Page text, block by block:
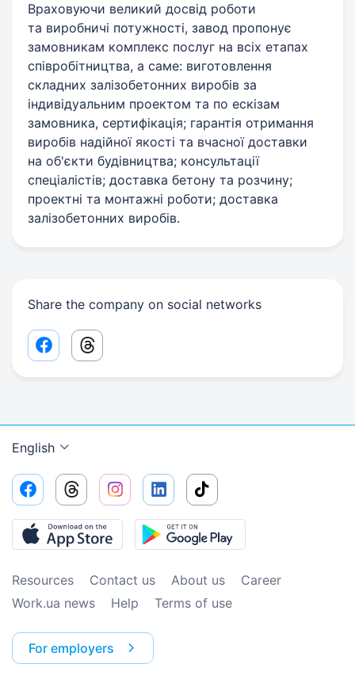
Враховуючи великий досвід роботи
та виробничі потужності, завод пропонує
замовникам комплекс послуг на всіх етапах
співробітництва, а саме: виготовлення
складних залізобетонних виробів за
індивідуальним проектом та по ескізам
замовника, сертифікація; гарантія отримання
виробів надійної якості та вчасної доставки
на об'єкти будівництва; консультації
спеціалістів; доставка бетону та розчину;
проектні та монтажні роботи; доставка
залізобетонних виробів.
Share the company on social networks
Facebook share link
Threads share link
English
Resources Contact us About us
Сareer
Work.ua news
Help Terms of use
For employers